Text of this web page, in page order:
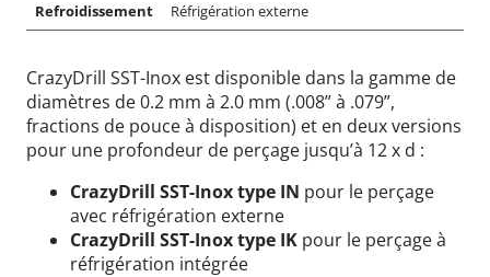
Refroidissement
Réfrigération externe
CrazyDrill SST-Inox est disponible dans la gamme de
diamètres de 0.2 mm à 2.0 mm (.008” à .079”,
fractions de pouce à disposition) et en deux versions
pour une profondeur de perçage jusqu’à 12 x d :
CrazyDrill SST-Inox type IN pour le perçage
avec réfrigération externe
CrazyDrill SST-Inox type IK pour le perçage à
réfrigération intégrée